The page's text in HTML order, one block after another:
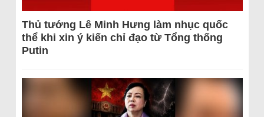
Thủ tướng Lê Minh Hưng làm nhục quốc
thể khi xin ý kiến chỉ đạo từ Tổng thống
Putin